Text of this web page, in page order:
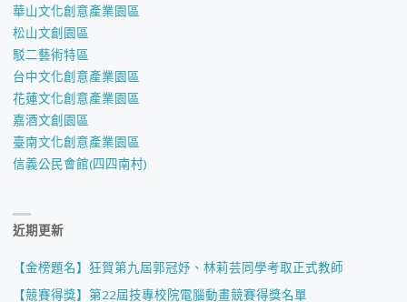
華山文化創意產業園區
松山文創園區
駁二藝術特區
台中文化創意產業園區
花蓮文化創意產業園區
嘉酒文創園區
臺南文化創意產業園區
信義公民會館(四四南村)
近期更新
【金榜題名】狂賀第九屆郭冠妤、林莉芸同學考取正式教師
【競賽得獎】第22屆技專校院電腦動畫競賽得獎名單